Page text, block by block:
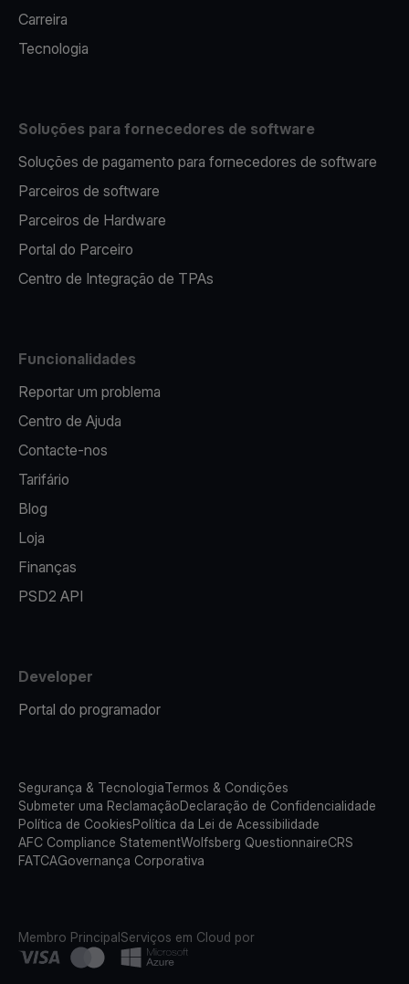
Carreira
Tecnologia
Soluções para fornecedores de software
Soluções de pagamento para fornecedores de software
Parceiros de software
Parceiros de Hardware
Portal do Parceiro
Centro de Integração de TPAs
Funcionalidades
Reportar um problema
Centro de Ajuda
Contacte-nos
Tarifário
Blog
Loja
Finanças
PSD2 API
Developer
Portal do programador
Segurança & TecnologiaTermos & Condições
Submeter uma ReclamaçãoDeclaração de Confidencialidade
Política de CookiesPolítica da Lei de Acessibilidade
AFC Compliance StatementWolfsberg QuestionnaireCRS
FATCAGovernança Corporativa
Membro PrincipalServiços em Cloud por